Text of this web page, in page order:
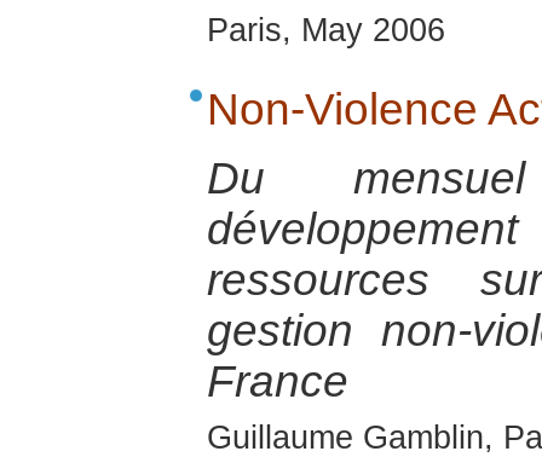
Paris, May 2006
Non-Violence
Du
ressources
gestion non-
France
Guillaume Gamblin,